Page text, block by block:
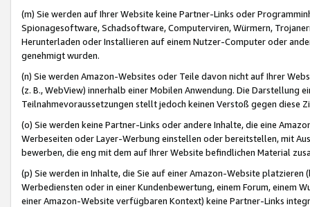
(m) Sie werden auf Ihrer Website keine Partner-Links oder
Spionagesoftware, Schadsoftware, Computerviren, Würmern,
Herunterladen oder Installieren auf einem Nutzer-Computer oder
genehmigt wurden.
(n) Sie werden Amazon-Websites oder Teile davon nicht auf Ihrer
(z. B., WebView) innerhalb einer Mobilen Anwendung. Die Darstellung
Teilnahmevoraussetzungen stellt jedoch keinen Verstoß gegen diese
(o) Sie werden keine Partner-Links oder andere Inhalte, die eine
Werbeseiten oder Layer-Werbung einstellen oder bereitstellen, mit
bewerben, die eng mit dem auf Ihrer Website befindlichen Material
(p) Sie werden in Inhalte, die Sie auf einer Amazon-Website
Werbediensten oder in einer Kundenbewertung, einem Forum, einem
einer Amazon-Website verfügbaren Kontext) keine Partner-Links